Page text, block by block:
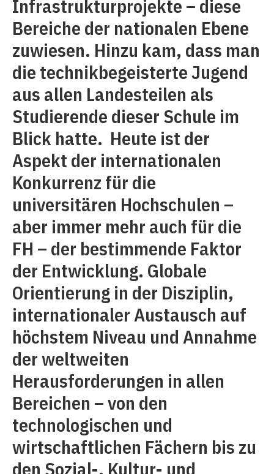
Infrastrukturprojekte – diese
Bereiche der nationalen Ebene
zuwiesen. Hinzu kam, dass man
die technikbegeisterte Jugend
aus allen Landesteilen als
Studierende dieser Schule im
Blick hatte. Heute ist der
Aspekt der internationalen
Konkurrenz für die
universitären Hochschulen –
aber immer mehr auch für die
FH – der bestimmende Faktor
der Entwicklung. Globale
Orientierung in der Disziplin,
internationaler Austausch auf
höchstem Niveau und Annahme
der weltweiten
Herausforderungen in allen
Bereichen – von den
technologischen und
wirtschaftlichen Fächern bis zu
den Sozial-, Kultur- und